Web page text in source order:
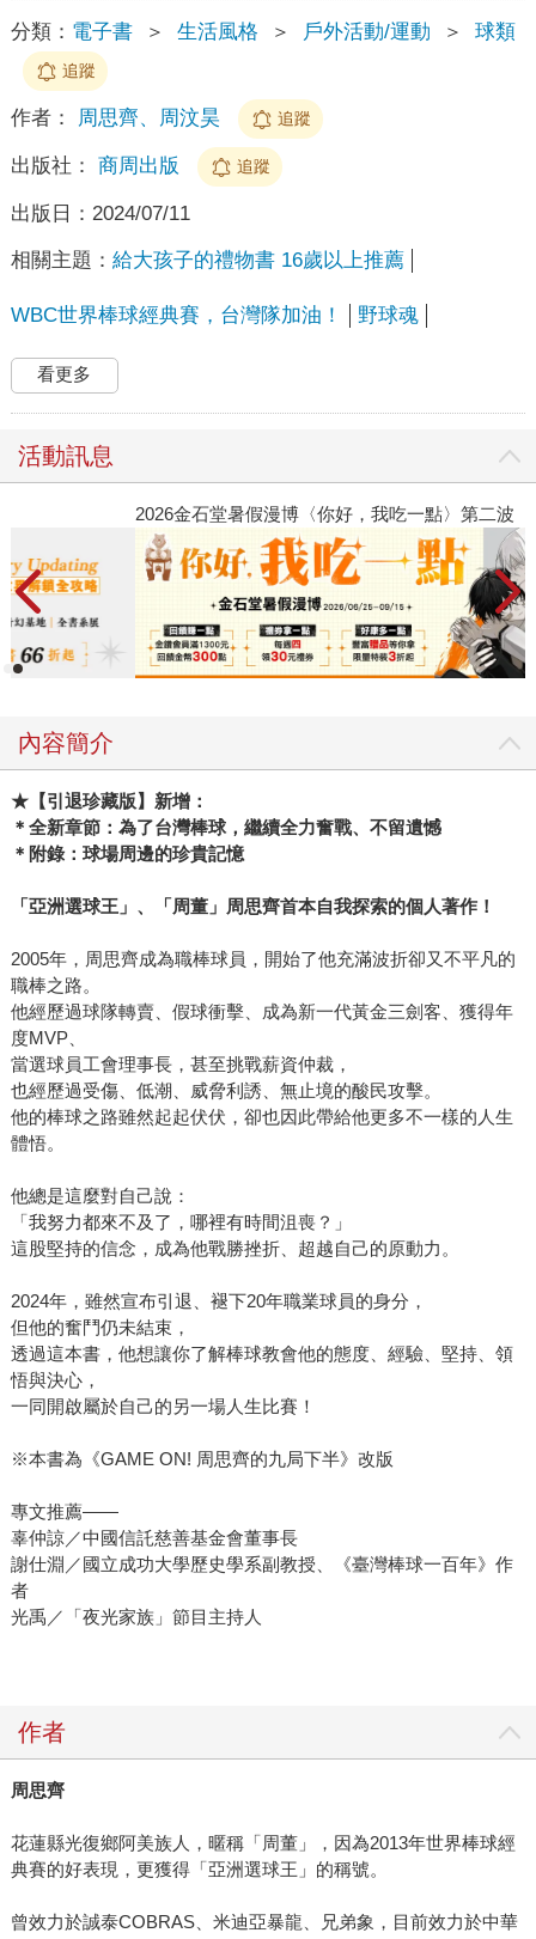
分類： 電子書 ＞ 生活風格 ＞ 戶外活動/運動 ＞ 球類
追蹤
作者： 周思齊、周汶昊 追蹤
出版社： 商周出版 追蹤
出版日： 2024/07/11
相關主題： 給大孩子的禮物書 16歲以上推薦
WBC世界棒球經典賽，台灣隊加油！ 野球魂
看更多
活動訊息
2026金石堂暑假漫博〈你好，我吃一點〉第二波
內容簡介
★【引退珍藏版】新增：
＊全新章節：為了台灣棒球，繼續全力奮戰、不留遺憾
＊附錄：球場周邊的珍貴記憶
「亞洲選球王」、「周董」周思齊首本自我探索的個人著作！
2005年，周思齊成為職棒球員，開始了他充滿波折卻又不平凡的
職棒之路。
他經歷過球隊轉賣、假球衝擊、成為新一代黃金三劍客、獲得年
度MVP、
當選球員工會理事長，甚至挑戰薪資仲裁，
也經歷過受傷、低潮、威脅利誘、無止境的酸民攻擊。
他的棒球之路雖然起起伏伏，卻也因此帶給他更多不一樣的人生
體悟。
他總是這麼對自己說：
「我努力都來不及了，哪裡有時間沮喪？」
這股堅持的信念，成為他戰勝挫折、超越自己的原動力。
2024年，雖然宣布引退、褪下20年職業球員的身分，
但他的奮鬥仍未結束，
透過這本書，他想讓你了解棒球教會他的態度、經驗、堅持、領
悟與決心，
一同開啟屬於自己的另一場人生比賽！
※本書為《GAME ON! 周思齊的九局下半》改版
專文推薦——
辜仲諒／中國信託慈善基金會董事長
謝仕淵／國立成功大學歷史學系副教授、《臺灣棒球一百年》作
者
光禹／「夜光家族」節目主持人
作者
周思齊
花蓮縣光復鄉阿美族人，暱稱「周董」，因為2013年世界棒球經
典賽的好表現，更獲得「亞洲選球王」的稱號。
曾效力於誠泰COBRAS、米迪亞暴龍、兄弟象，目前效力於中華